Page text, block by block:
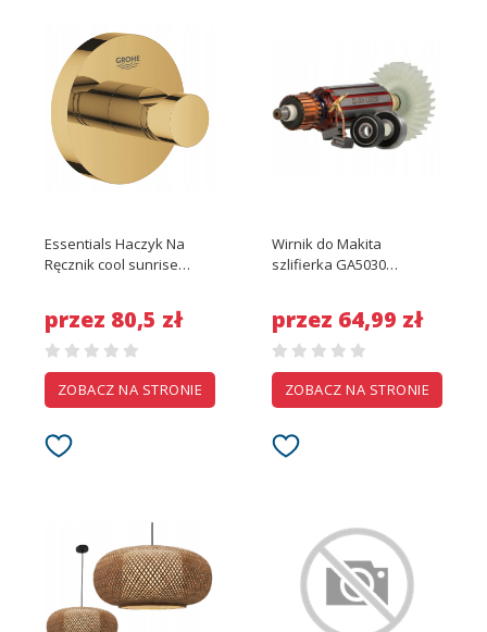
Essentials Haczyk Na
Ręcznik cool sunrise
przez 80,5 zł
ZOBACZ NA STRONIE
Wirnik do Makita
szlifierka GA5030
komplet łożyska szczotki
przez 64,99 zł
ZOBACZ NA STRONIE